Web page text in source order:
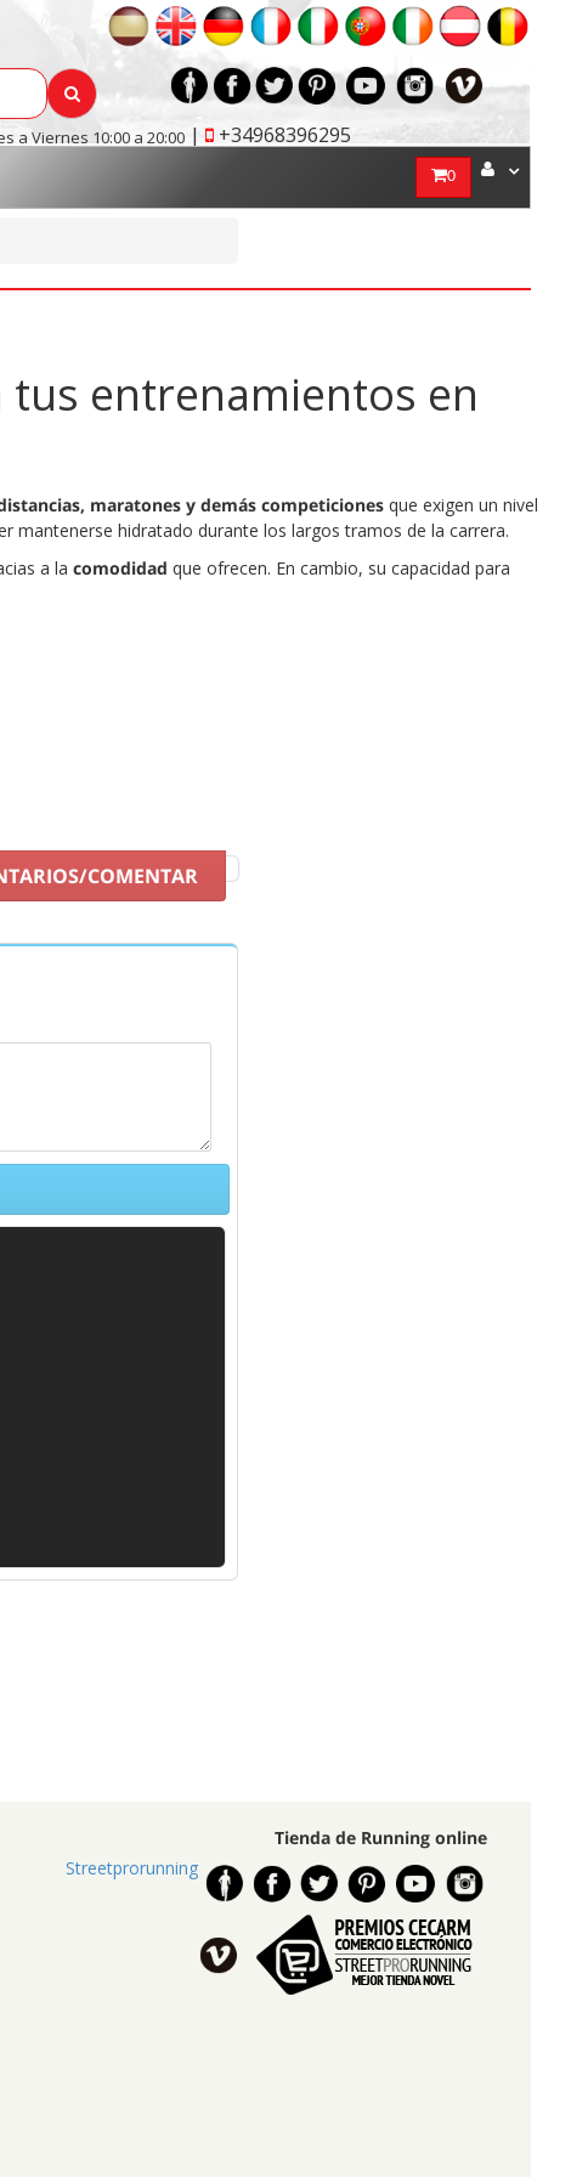
a Viernes 10:00 a 20:00 | +34968396295
0
entrenamientos en
maratones y demás competicionesque exigen un nivel
mantenerse hidratado durante los largos tramos de la carrera.
a la comodidad que ofrecen. En cambio, su capacidad para
COMENTAR
Tienda de Running online
Streetprorunning